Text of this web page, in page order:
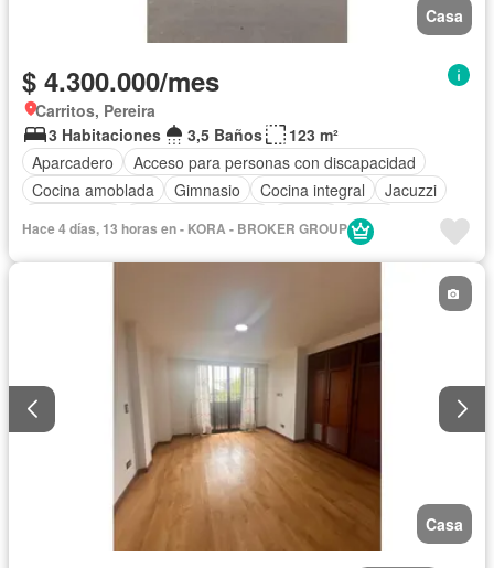
Casa
$ 4.300.000/mes
Carritos, Pereira
3 Habitaciones
3,5 Baños
123 m²
Aparcadero
Acceso para personas con discapacidad
Cocina amoblada
Gimnasio Cocina integral
Jacuzzi
Agua
Hace 4 días, 13 horas en - KORA - BROKER GROUP
Casa